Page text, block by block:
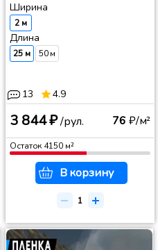
Ширина
2 м
Длина
25 м 50 м
13 4.9
3 844 ₽/рул. 76 ₽/м²
Остаток 4150м²
В корзину